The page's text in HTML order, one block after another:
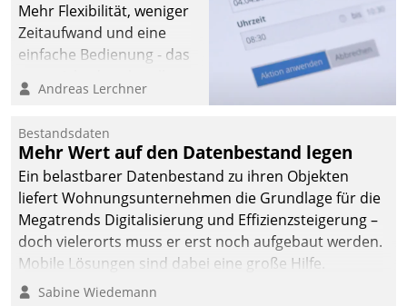
Mehr Flexibilität, weniger
Zeitaufwand und eine
einfache Bedienung - das
Cockpit für mobile
Datatrain. Die meravis
Wohnungsbau- und
Immobilien GmbH hat
sich dabei für den Betrieb
der Lösung über die SAP
Cloud Platform
entschieden - als erstes
Unternehmen am
Andreas Lerchner
Bestandsdaten
Mehr Wert auf den Datenbestand legen
Ein belastbarer Datenbestand zu ihren Objekten
liefert Wohnungsunternehmen die Grundlage für die
Megatrends Digitalisierung und Effizienzsteigerung –
doch vielerorts muss er erst noch aufgebaut werden.
Mobile Lösungen sind dabei eine große Hilfe.
Sabine Wiedemann